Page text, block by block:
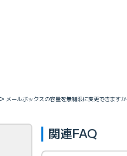
メールボックスの容量を無制限に変更できますか
関連FAQ